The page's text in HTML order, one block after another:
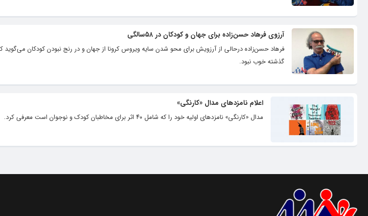
آرزوی فرهاد حسن‌زاده برای جهان و کودکان در ۵۸سالگی
فرهاد حسن‌زاده درحالی از آرزویش برای محو شدن سایه ویروس کرونا از جهان و در رنج نبودن کودکان
گذشته خوب نبود.
اعلام نامزدهای مدال «کارنگی»
مدال «‌کارنگی»‌ نامزدهای اولیه خود را که شامل ۴۰ اثر برای مخاطبان کودک و نوجوان است معرفی کرد.